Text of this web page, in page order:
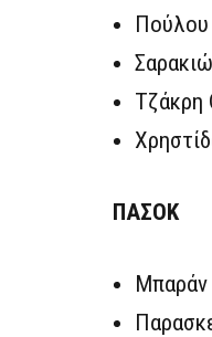
Πούλου
ΠΑΣΟΚ
Μπαράν